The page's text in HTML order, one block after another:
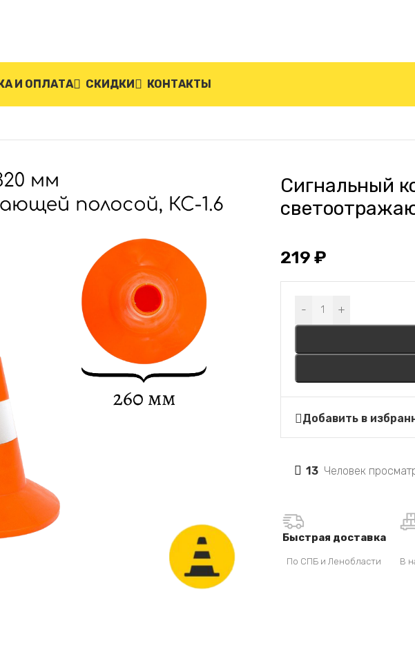
И ОПЛАТА СКИДКИ
КОНТАКТЫ
Сигнальный
219 ₽
- +
Alternative:
Добавить в
13 Человек
Быстрая доставка
По СПБ и Ленобласти В